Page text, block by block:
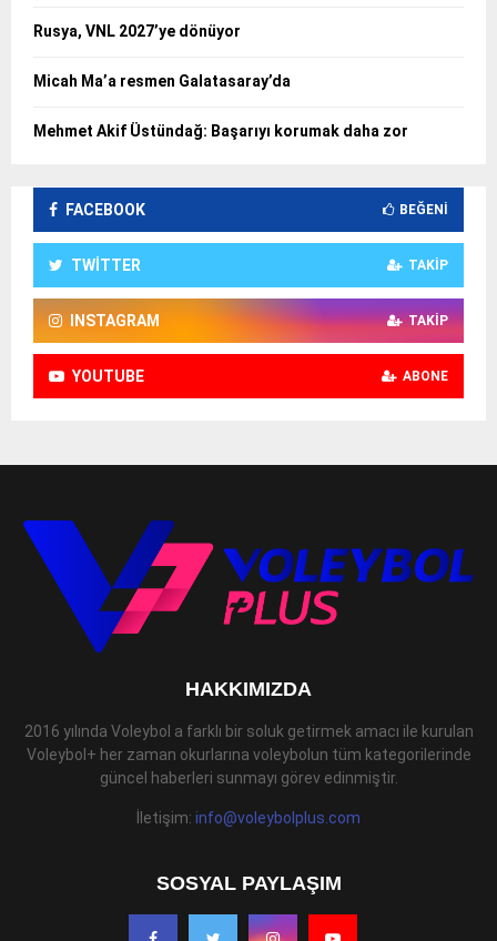
Rusya, VNL 2027’ye dönüyor
Micah Ma’a resmen Galatasaray’da
Mehmet Akif Üstündağ: Başarıyı korumak daha zor
FACEBOOK BEĞENI
TWITTER TAKIP
INSTAGRAM TAKIP
YOUTUBE ABONE
HAKKIMIZDA
2016 yılında Voleybol a farklı bir soluk getirmek amacı ile kurulan
Voleybol+ her zaman okurlarına voleybolun tüm kategorilerinde
güncel haberleri sunmayı görev edinmiştir.
İletişim: info@voleybolplus.com
SOSYAL PAYLAŞIM